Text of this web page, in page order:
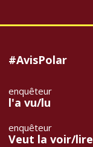
#AvisPolar
enquêteur
l'a vu/lu
enquêteur
Veut la voir/lire